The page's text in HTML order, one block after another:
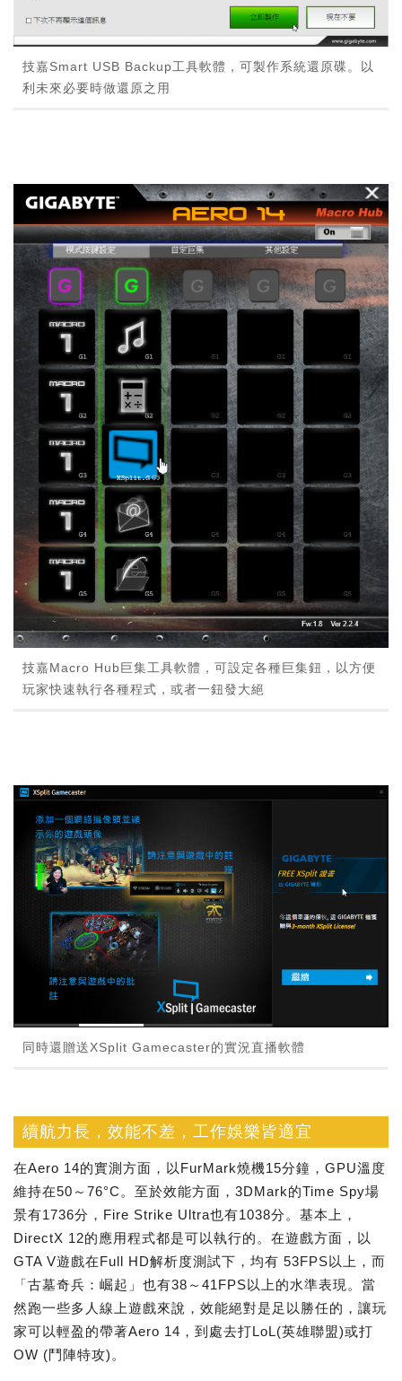
技嘉Smart USB Backup工具軟體，可製作系統還原碟。以
利未來必要時做還原之用
技嘉Macro Hub巨集工具軟體，可設定各種巨集鈕，以方便
玩家快速執行各種程式，或者一鈕發大絕
同時還贈送XSplit Gamecaster的實況直播軟體
續航力長，效能不差，工作娛樂皆適宜
在Aero 14的實測方面，以FurMark燒機15分鐘，GPU溫度
維持在50～76°C。至於效能方面，3DMark的Time Spy場
景有1736分，Fire Strike Ultra也有1038分。基本上，
DirectX 12的應用程式都是可以執行的。在遊戲方面，以
GTA V遊戲在Full HD解析度測試下，均有 53FPS以上，而
「古墓奇兵：崛起」也有38～41FPS以上的水準表現。當
然跑一些多人線上遊戲來說，效能絕對是足以勝任的，讓玩
家可以輕盈的帶著Aero 14，到處去打LoL(英雄聯盟)或打
OW (鬥陣特攻)。